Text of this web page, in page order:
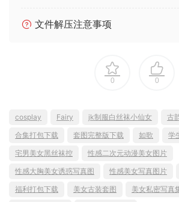
文件解压注意事项
0 0
cosplay Fairy jk制服白丝袜小仙女
古
合集打包下载
套图完整版下载 如歌
学
宅男美女黑丝袜控
性感二次元动漫美女图片
性感大胸美女诱惑写真图
性感美女写真图片
福利打包下载
美女古装套图 美女私密写真